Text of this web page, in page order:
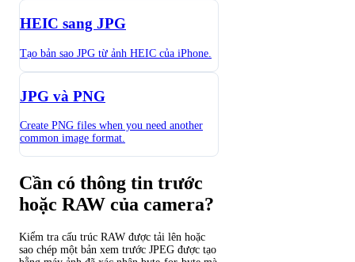
HEIC sang JPG
Tạo bản sao JPG từ ảnh HEIC của iPhone.
JPG và PNG
Create PNG files when you need another
common image format.
Cần có thông tin trước
hoặc RAW của camera?
Kiểm tra cấu trúc RAW được tải lên hoặc
sao chép một bản xem trước JPEG được tạo